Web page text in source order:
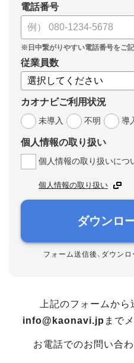
電話番号
従業員数
カオナビご利用状況
未導入
不明 導
個人情報の取り扱い
個人情報の取り扱いにつ
個人情報の取り扱い
ダウンロ
フォーム送信後、ダウン
上記のフォームから
info@kaonavi.jp まで
お電話でのお問い合